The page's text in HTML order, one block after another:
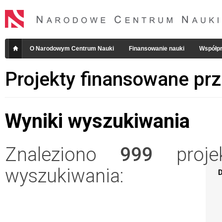
O Narodowym Centrum Nauki Finansowanie nauki
Projekty finansowane
Wyniki wyszukiwania
Znaleziono 999
wyszukiwania: